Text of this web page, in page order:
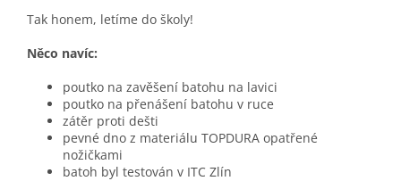
Tak honem, letíme do školy!
Něco navíc:
poutko na zavěšení batohu na lavici
poutko na přenášení batohu v ruce
zátěr proti dešti
pevné dno z materiálu TOPDURA opatřené
nožičkami
batoh byl testován v ITC Zlín